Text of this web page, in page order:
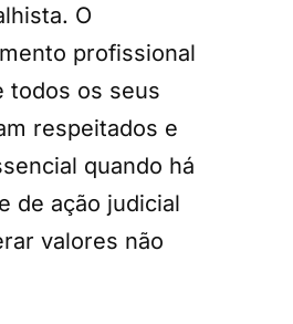
O
profissional
todos os seus
respeitados e
quando há
de ação judicial
valores não